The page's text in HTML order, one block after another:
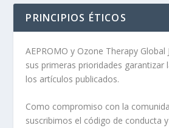
PRINCIPIOS ÉTICOS
AEPROMO y Ozone Therapy
sus primeras prioridades garantizar
los artículos publicados.
Como compromiso con la
suscribimos el código de conducta